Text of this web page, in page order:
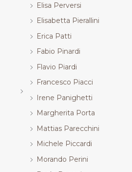
Elisa Perversi
Elisabetta Pierallini
Erica Patti
Fabio Pinardi
Flavio Piardi
Francesco Piacci
Irene Panighetti
Margherita Porta
Mattias Parecchini
Michele Piccardi
Morando Perini